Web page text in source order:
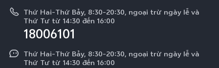
V50 Lite
Y39 5G
Y29
Tra cứu giá linh kiện
Xác thực bằng IMEI
Dịch vụ cuộc hẹn
Thông báo pháp lý
Về chúng tôi
Trung tâm Quyền riêng tư của vivo
Thứ Hai-Thứ Bảy, 8:30-20:30, ngoại trừ ngày lễ và
Thứ Tư từ 14:30 đến 16:00
18006101
Thứ Hai-Thứ Bảy, 8:30-20:30, ngoại trừ ngày lễ và
Thứ Tư từ 14:30 đến 16:00